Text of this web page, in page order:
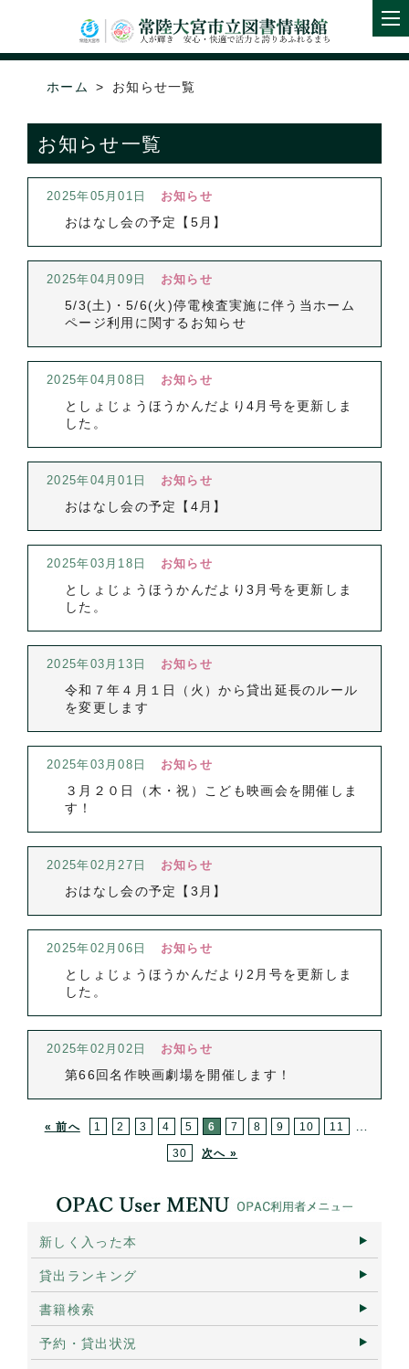
ホーム お知らせ一覧
お知らせ一覧
2025年05月01日 お知らせ
おはなし会の予定【5月】
2025年04月09日 お知らせ
5/3(土)・5/6(火)停電検査実施に伴う当ホーム
ページ利用に関するお知らせ
2025年04月08日 お知らせ
としょじょうほうかんだより4月号を更新しま
した。
2025年04月01日 お知らせ
おはなし会の予定【4月】
2025年03月18日 お知らせ
としょじょうほうかんだより3月号を更新しま
した。
2025年03月13日 お知らせ
令和７年４月１日（火）から貸出延長のルール
を変更します
2025年03月08日 お知らせ
３月２０日（木・祝）こども映画会を開催しま
す！
2025年02月27日 お知らせ
おはなし会の予定【3月】
2025年02月06日 お知らせ
としょじょうほうかんだより2月号を更新しま
した。
2025年02月02日 お知らせ
第66回名作映画劇場を開催します！
« 前へ 1 2 3 4 5 6 7 8 9 10 11
30 次へ »
新しく入った本
貸出ランキング
書籍検索
予約・貸出状況